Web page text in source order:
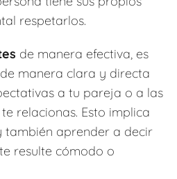
respetarlos.
de manera efectiva, es
manera clara y directa
a tu pareja o a las
relacionas. Esto implica
también aprender a decir
resulte cómodo o